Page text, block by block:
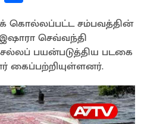
o
py
Li
n
k
ar
e
கொல்லப்பட்ட சம்பவத்தின்
செவ்வந்தி
பயன்படுத்திய படகை
கைப்பற்றியுள்ளனர்.